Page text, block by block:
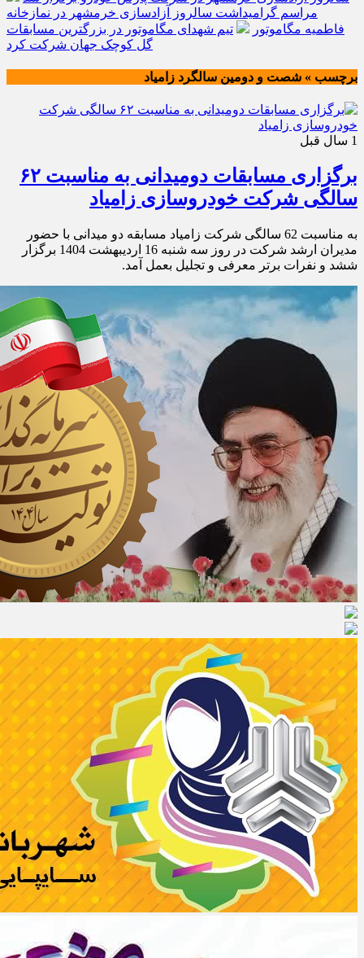
مراسم گرامیداشت سالروز آزادسازی خرمشهر در نمازخانه
فاطمیه مگاموتور
تیم شهدای مگاموتور در بزرگترین مسابقات
گل کوچک جهان شرکت کرد
برچسب » شصت و دومین سالگرد زامیاد
1 سال قبل
برگزاری مسابقات دومیدانی به مناسبت ۶۲
سالگی شرکت خودروسازی زامیاد
به مناسبت 62 سالگی شرکت زامیاد مسابقه دو میدانی با حضور
مدیران ارشد شرکت در روز سه شنبه 16 اردیبهشت 1404 برگزار
ششد و نفرات برتر معرفی و تجلیل بعمل آمد.